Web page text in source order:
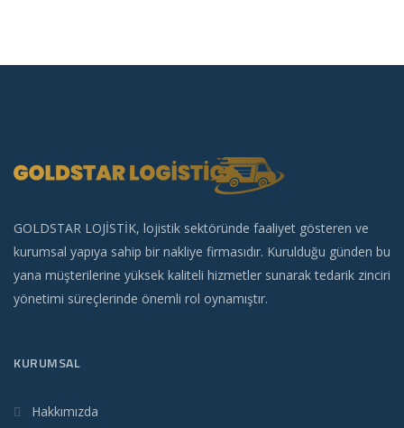
GOLDSTAR LOJİSTİK, lojistik sektöründe faaliyet gösteren ve
kurumsal yapıya sahip bir nakliye firmasıdır. Kurulduğu günden bu
yana müşterilerine yüksek kaliteli hizmetler sunarak tedarik zinciri
yönetimi süreçlerinde önemli rol oynamıştır.
KURUMSAL
Hakkımızda